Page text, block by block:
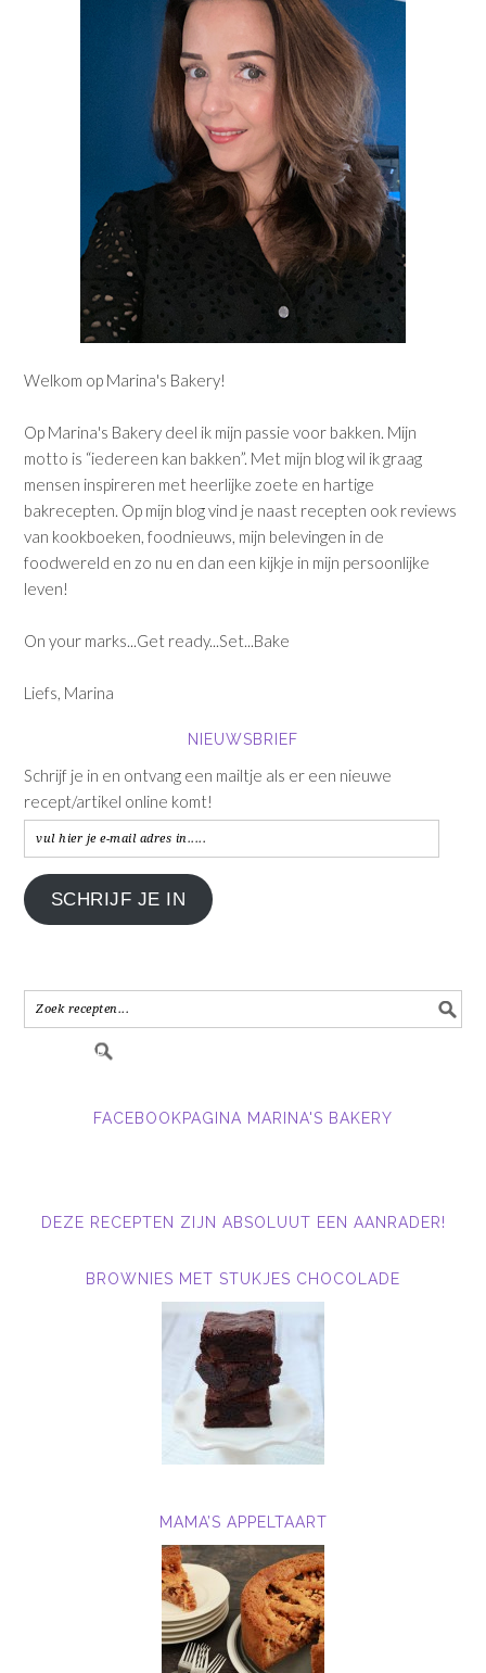
Welkom op Marina's Bakery!
Op Marina's Bakery deel ik mijn passie voor bakken. Mijn
motto is “iedereen kan bakken”. Met mijn blog wil ik graag
mensen inspireren met heerlijke zoete en hartige
bakrecepten. Op mijn blog vind je naast recepten ook reviews
van kookboeken, foodnieuws, mijn belevingen in de
foodwereld en zo nu en dan een kijkje in mijn persoonlijke
leven!
On your marks...Get ready...Set...Bake
Liefs, Marina
NIEUWSBRIEF
Schrijf je in en ontvang een mailtje als er een nieuwe
recept/artikel online komt!
vul
hier
je
e-
in.....
SCHRIJF JE IN
FACEBOOKPAGINA MARINA'S BAKERY
DEZE RECEPTEN ZIJN ABSOLUUT EEN AANRADER!
BROWNIES MET STUKJES CHOCOLADE
MAMA’S APPELTAART